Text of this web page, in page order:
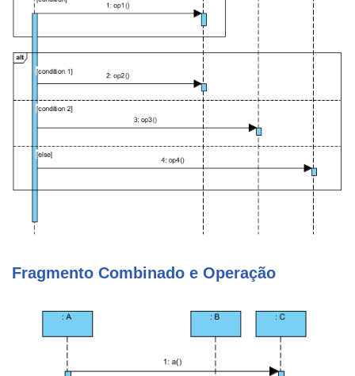
Fragmento Combinado e Operação